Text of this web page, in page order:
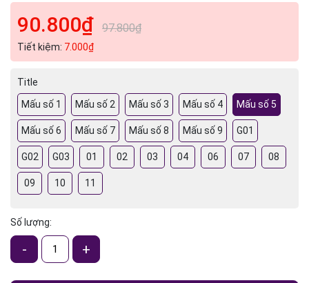
90.800₫ 97.800₫
Tiết kiệm: 7.000₫
Title
Mấu số 1
Mấu số 2 Mấu số 3 Mấu số 4 Mấu số 5
Mấu số 6 Mấu số 7 Mấu số 8 Mấu số 9 G01
G02 G03 01 02 03 04 06 07 08
09 10 11
Số lượng:
- +